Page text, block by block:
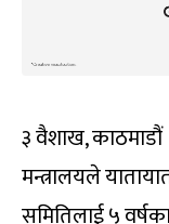
३ वैशाख, काठमाडौं
मन्त्रालयले
समितिलाई ५